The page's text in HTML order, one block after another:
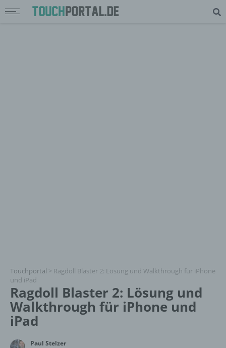
Touchportal > Ragdoll Blaster 2: Lösung und Walkthrough für iPhone
und iPad
Ragdoll Blaster 2: Lösung und
Walkthrough für iPhone und
iPad
Paul Stelzer